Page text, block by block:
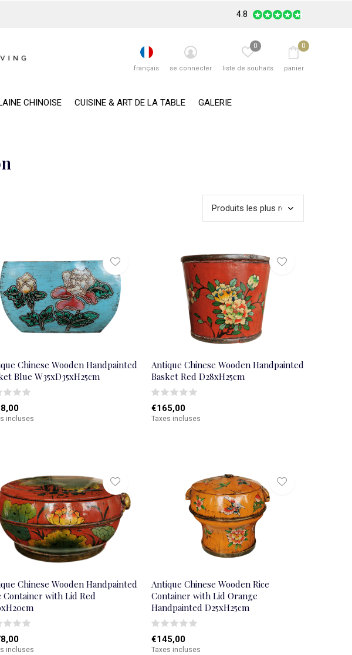
CHINOISE CUISINE & ART DE LA TABLE GALERIE
français se connecter liste de souhaits
0
panier
0
4.8
Chinese Wooden Handpainted
Blue W35xD35xH25cm
incluses
Antique Chinese Wooden Handpainted
Basket Red D28xH25cm
€165,00
Taxes incluses
Chinese Wooden Handpainted
Container with Lid Red
incluses
Antique Chinese Wooden Rice
Container with Lid Orange
Handpainted D25xH25cm
€145,00
Taxes incluses